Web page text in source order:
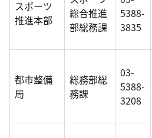
スポーツ
推進本部
総合推進
部総務課
5388-
3835
都市整備
局
総務部総
務課
03-
5388-
3208